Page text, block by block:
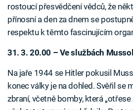
rostoucí přesvědčení vědců, že
přínosní a den za dnem se
respektu k těmto fascinujícím
31. 3. 20.00 – Ve službách
Na jaře 1944 se Hitler pokusil
konec války je na dohled. Svěřil se
zbraní, včetně bomby, která